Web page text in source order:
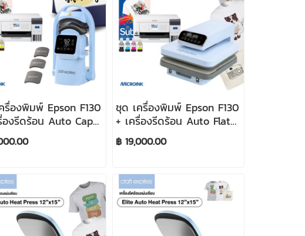
รื่องพิมพ์ Epson F130
องรีดร้อน Auto Cap
ชุด เครื่องพิมพ์ Epson F130
+ เครื่องรีดร้อน Auto Flat
Drawer Heat Press 15" x
15"
฿ 19,000.00